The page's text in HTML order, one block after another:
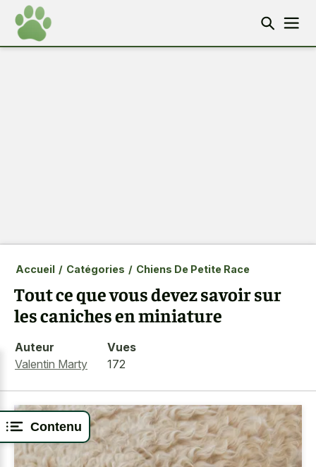
Contenu
Accueil / Catégories / Chiens De Petite Race
Tout ce que vous devez savoir sur
les caniches en miniature
Auteur
Valentin Marty
Vues
172